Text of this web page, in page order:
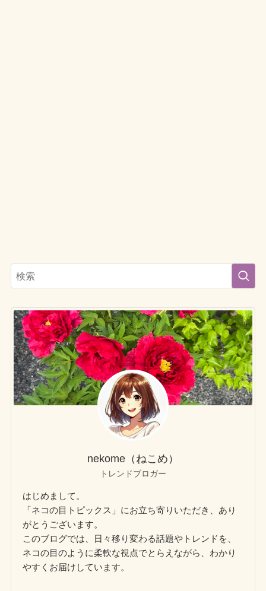
nekome（ねこめ）
トレンドブロガー
はじめまして。
「ネコの目トピックス」にお立ち寄りいただき、あり
がとうございます。
このブログでは、日々移り変わる話題やトレンドを、
ネコの目のように柔軟な視点でとらえながら、わかり
やすくお届けしています。